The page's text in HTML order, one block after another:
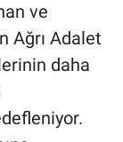
ve
Ağrı Adalet
daha